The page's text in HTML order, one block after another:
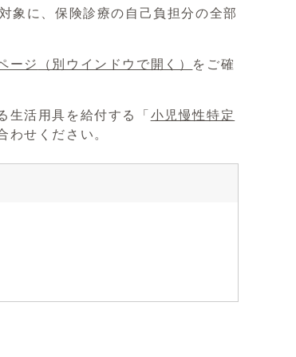
象に、保険診療の自己負担分の全部
ージ （別ウインドウで開く） をご確
生活用具を給付する「 小児慢性特定
わせください。